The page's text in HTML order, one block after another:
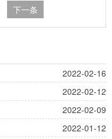
下一条
2022-02-16
2022-02-12
2022-02-09
2022-01-12